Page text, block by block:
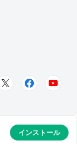
インストール